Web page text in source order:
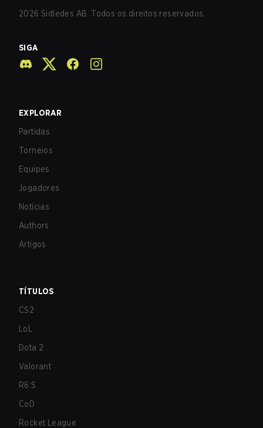
2026 Sidledes AB. Todos os direitos reservados.
SIGA
EXPLORAR
Partidas
Torneios
Equipes
Jogadores
Notícias
Authors
Artigos
TÍTULOS
CS2
LoL
Dota 2
Valorant
R6:S
CoD
Rocket League